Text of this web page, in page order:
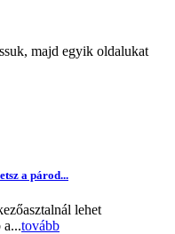
majd egyik oldalukat
a párod...
lehet
a...tovább